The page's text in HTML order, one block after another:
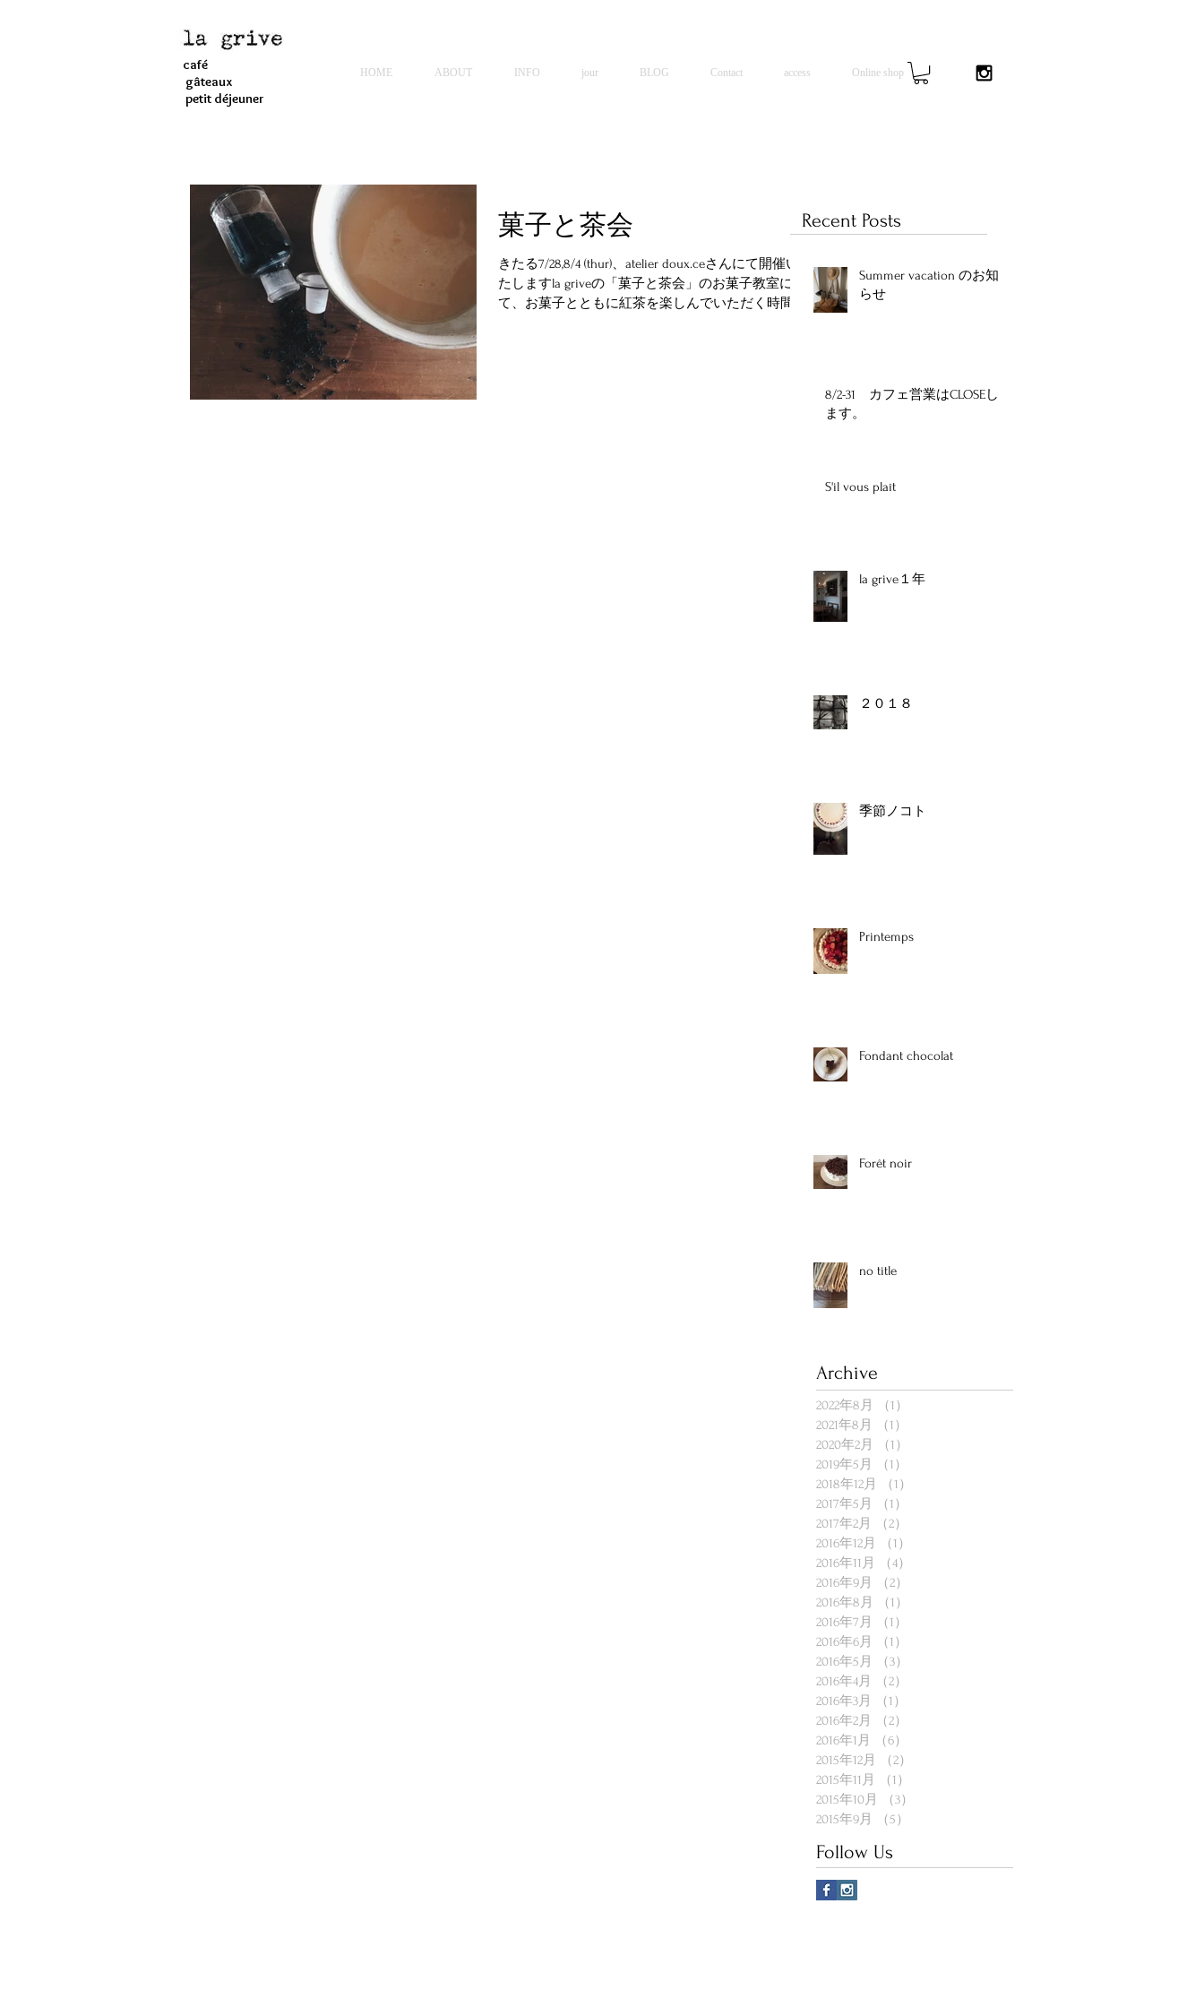
HOME ABOUT INFO jour BLOG Contact access Online shop
café
gâteaux
petit déjeuner
菓子と茶会
きたる7/28,8/4 (thur)、atelier doux.ceさんにて開催い
たしますla griveの「菓子と茶会」のお菓子教室に
て、お菓子とともに紅茶を楽しんでいただく時間を
Recent Posts
Summer vacation のお知
らせ
8/2-31 カフェ営業はCLOSEし
ます。
S'il vous plaît
la grive１年
２０１８
季節ノコト
Printemps
Fondant chocolat
Forêt noir
no title
Archive
2022年8月 （1）
2021年8月
（1）
2020年2月
（1）
2019年5月
（1）
2018年12月
（1）
2017年5月
（1）
2017年2月
（2）
2016年12月
（1）
2016年11月
（4）
2016年9月
（2）
2016年8月
（1）
2016年7月
（1）
2016年6月
（1）
2016年5月
（3）
2016年4月
（2）
2016年3月
（1）
2016年2月
（2）
2016年1月
（6）
2015年12月
（2）
2015年11月
（1）
2015年10月
（3）
2015年9月
（5）
Follow Us